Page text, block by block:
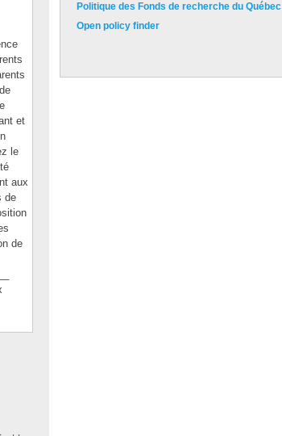
et
le
aux
de
de
Politique des Fonds de recherche du Québec
Open policy finder